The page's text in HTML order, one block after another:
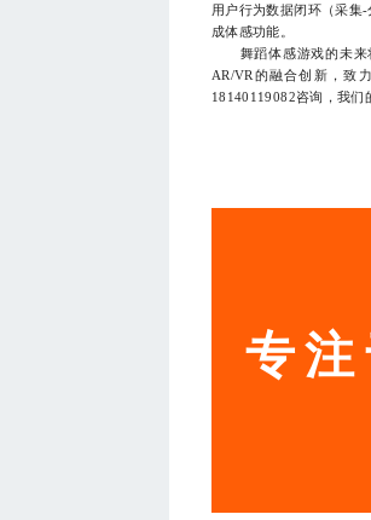
用户行为数据闭环（采集
成体感功能。
舞蹈体感游戏的未来将
AR/VR的融合创新，致
18140119082咨询，我们
专